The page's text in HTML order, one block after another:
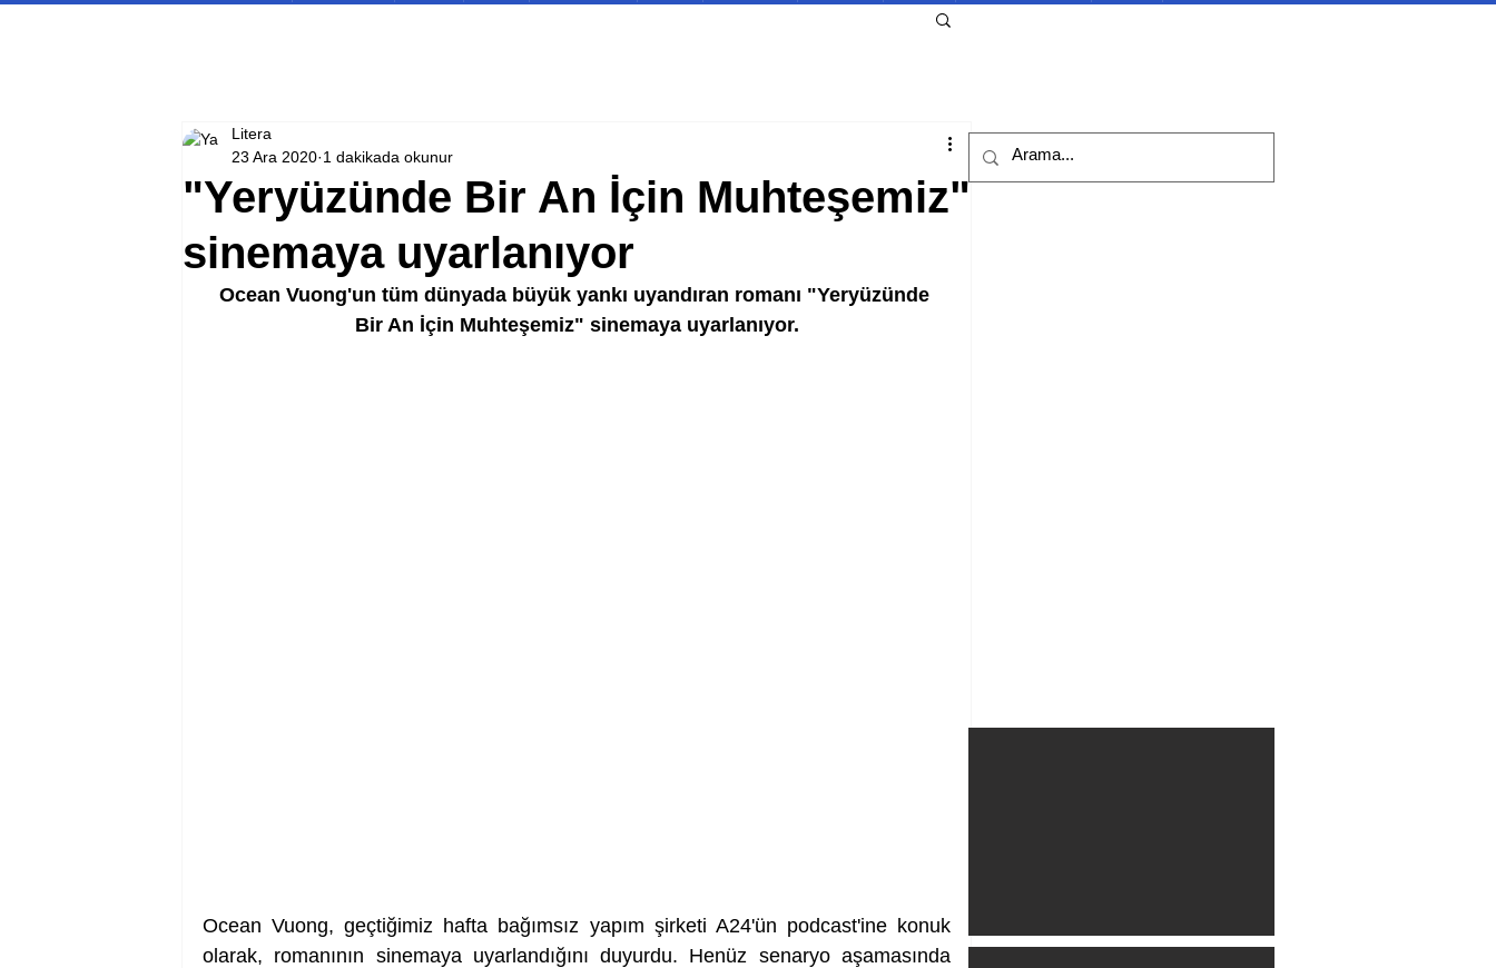
"Yeryüzünde Bir An İçin Muhteşemiz"
sinemaya uyarlanıyor
Litera
23 Ara 2020 1 dakikada okunur
Ocean Vuong'un tüm dünyada büyük yankı uyandıran romanı "Yeryüzünde
Bir An İçin Muhteşemiz" sinemaya uyarlanıyor.
Ocean Vuong, geçtiğimiz hafta bağımsız yapım şirketi A24'ün podcast'ine konuk
olarak, romanının sinemaya uyarlandığını duyurdu. Henüz senaryo aşamasında